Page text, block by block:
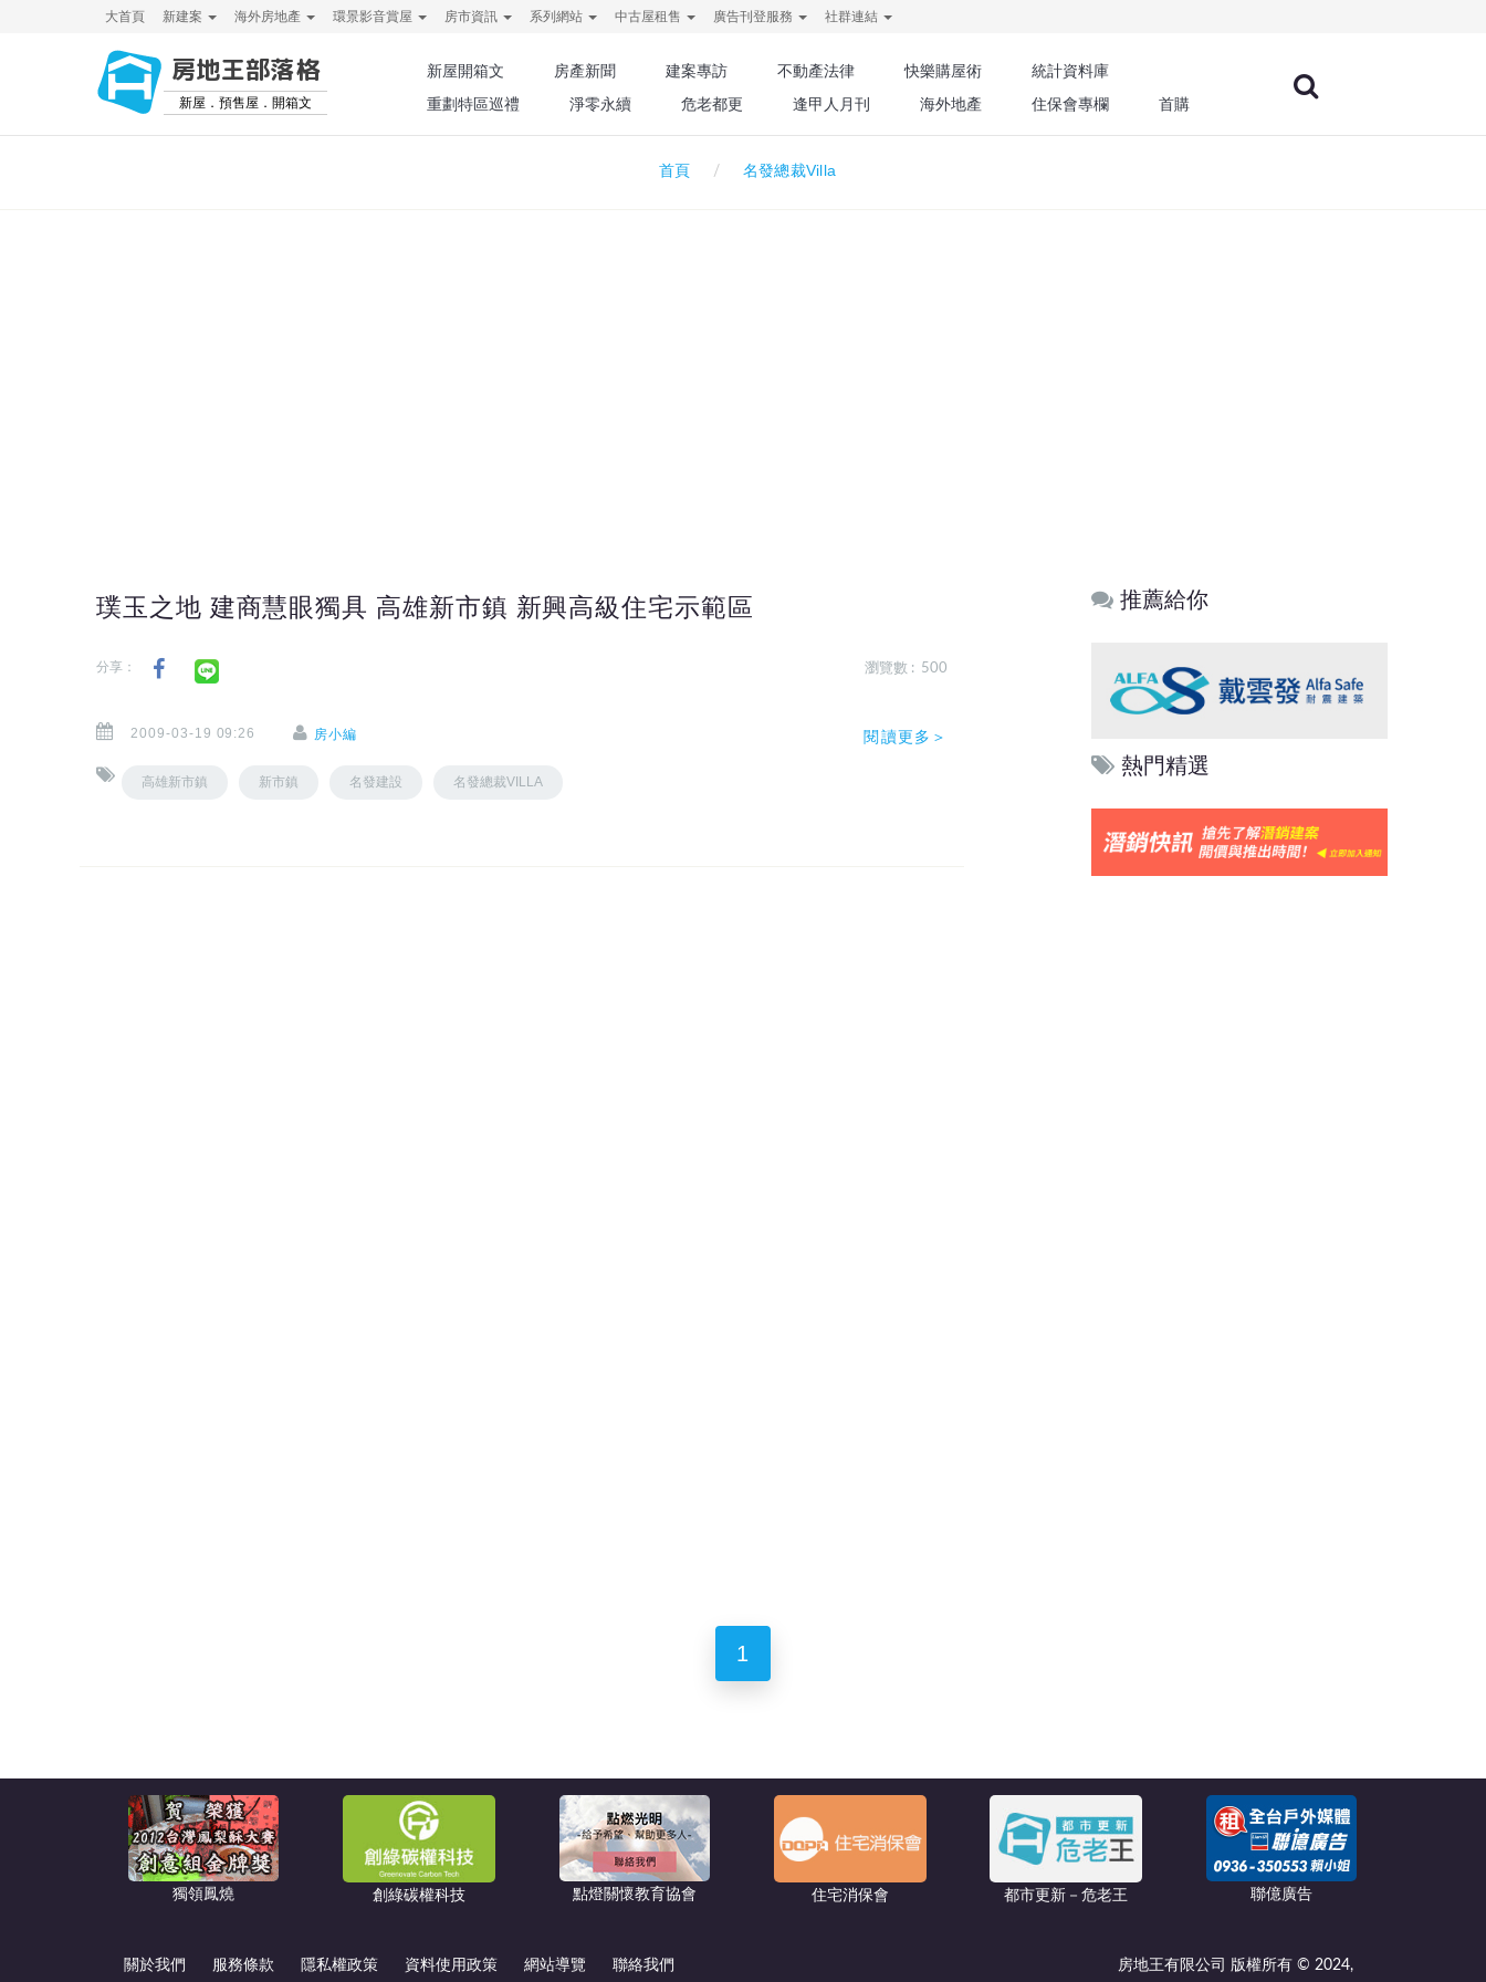
大首頁 新建案 海外房地產 環景影音賞屋 房市資訊 系列網站 中古屋租售 廣告刊登服務 社群連結
房地王部落格
新屋．預售屋．開箱文
新屋開箱文 房產新聞 建案專訪 不動產法律 快樂購屋術
統計資料庫
重劃特區巡禮
淨零永續 危老都更 逢甲人月刊 海外地產 住保會專欄 首購
首頁 名發總裁Villa
璞玉之地 建商慧眼獨具 高雄新市鎮 新興高級住宅示範區
分享： 瀏覽數 : 500
2009-03-19 09:26 房小編
高雄新市鎮 新市鎮 名發建設 名發總裁VILLA
閱讀更多＞
推薦給你
熱門精選
1
獨領鳳燒 創綠碳權科技 點燈關懷教育協會 住宅消保會 都市更新－危老王 聯億廣告
關於我們 服務條款 隱私權政策 資料使用政策 網站導覽 聯絡我們 房地王有限公司 版權所有 © 2024,